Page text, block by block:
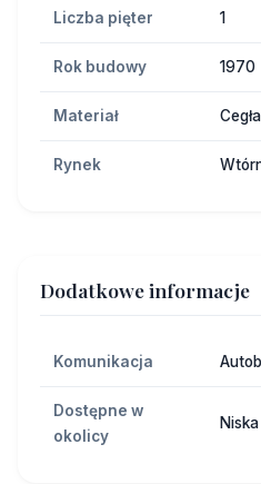
Liczba pięter 1
Rok budowy 1970
Materiał Cegła
Rynek
Dodatkowe informacje
Komunikacja
Dostępne w
okolicy